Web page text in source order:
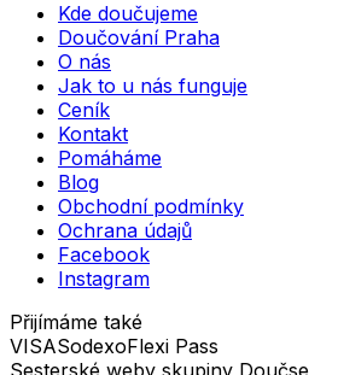
Kde doučujeme
Doučování Praha
O nás
Jak to u nás funguje
Ceník
Kontakt
Pomáháme
Blog
Obchodní podmínky
Ochrana údajů
Facebook
Instagram
Přijímáme také
VISASodexoFlexi Pass